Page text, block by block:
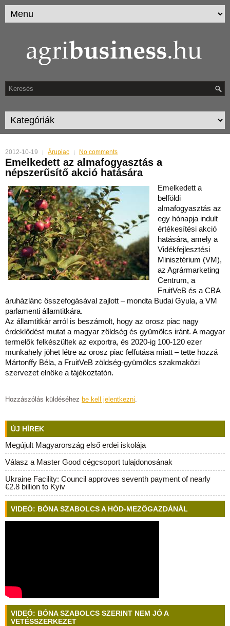
2012-10-19 Árupiac No comments
Emelkedett az almafogyasztás a
népszerűsítő akció hatására
Emelkedett a
belföldi
almafogyasztás az
egy hónapja indult
értékesítési akció
hatására, amely a
Vidékfejlesztési
Minisztérium (VM),
az Agrármarketing
Centrum, a
FruitVeB és a CBA
áruházlánc összefogásával zajlott – mondta Budai Gyula, a VM
parlamenti államtitkára.
Az államtitkár arról is beszámolt, hogy az orosz piac nagy
érdeklődést mutat a magyar zöldség és gyümölcs iránt. A magyar
termelők felkészültek az exportra, és 2020-ig 100-120 ezer
munkahely jöhet létre az orosz piac felfutása miatt – tette hozzá
Mártonffy Béla, a FruitVeB zöldség-gyümölcs szakmaközi
szervezet elnöke a tájékoztatón.
Hozzászólás küldéséhez be kell jelentkezni.
ÚJ HÍREK
Megújult Magyarország első erdei iskolája
Válasz a Master Good cégcsoport tulajdonosának
Ukraine Facility: Council approves seventh payment of nearly
€2.8 billion to Kyiv
VIDEÓ: BÓNA SZABOLCS A HÓD-MEZŐGAZDÁNÁL
VIDEÓ: BÓNA SZABOLCS SZERINT NEM JÓ A
VETÉSSZERKEZET